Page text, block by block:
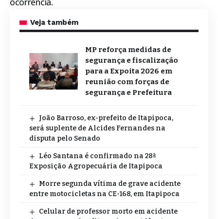
Veja também
MP reforça medidas de
segurança e fiscalização
para a Expoita 2026 em
reunião com forças de
segurança e Prefeitura
João Barroso, ex-prefeito de Itapipoca,
será suplente de Alcides Fernandes na
disputa pelo Senado
Léo Santana é confirmado na 28ª
Exposição Agropecuária de Itapipoca
Morre segunda vítima de grave acidente
entre motocicletas na CE-168, em Itapipoca
Celular de professor morto em acidente